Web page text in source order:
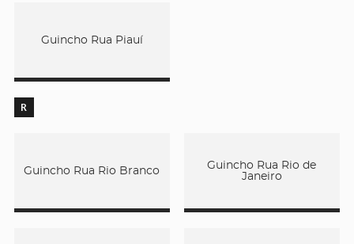
Guincho Rua Piauí
R
Guincho Rua Rio Branco
Guincho Rua Rio de
Janeiro